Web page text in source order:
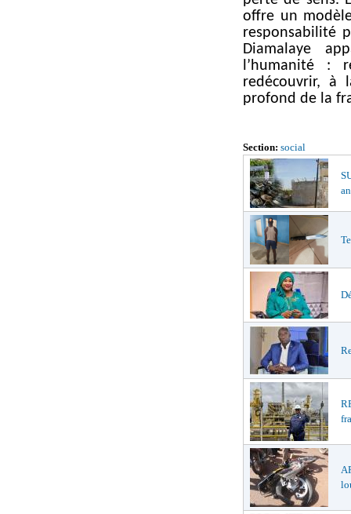
offre un
responsabilité
Diamalaye
l’humanité :
redécouvrir, à
profond de la
Section: social